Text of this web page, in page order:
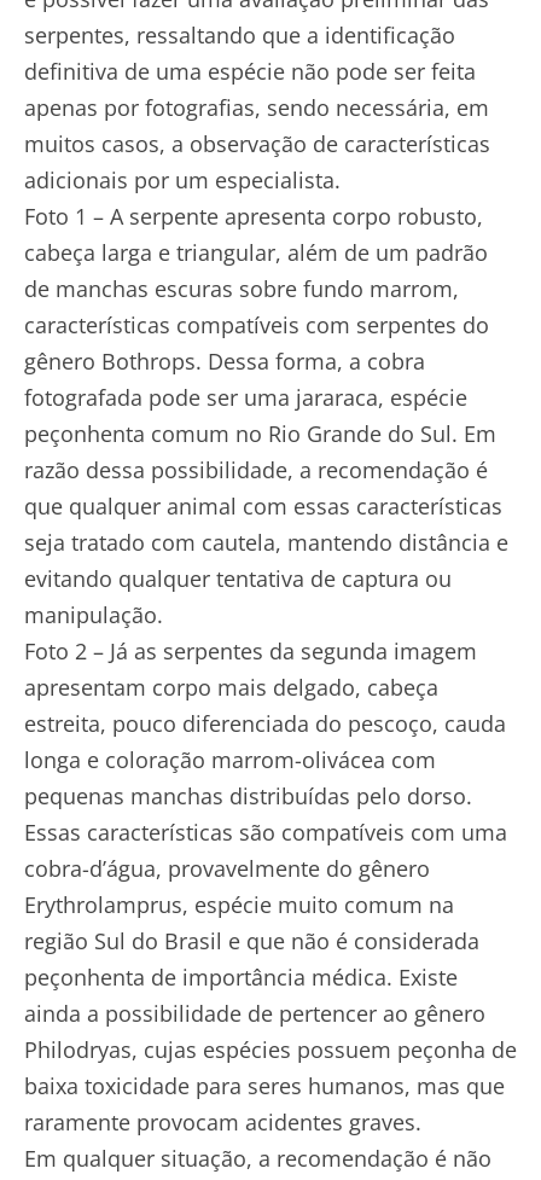
serpentes, ressaltando que a identificação
definitiva de uma espécie não pode ser feita
apenas por fotografias, sendo necessária, em
muitos casos, a observação de características
adicionais por um especialista.
Foto 1 – A serpente apresenta corpo robusto,
cabeça larga e triangular, além de um padrão
de manchas escuras sobre fundo marrom,
características compatíveis com serpentes do
gênero Bothrops. Dessa forma, a cobra
fotografada pode ser uma jararaca, espécie
peçonhenta comum no Rio Grande do Sul. Em
razão dessa possibilidade, a recomendação é
que qualquer animal com essas características
seja tratado com cautela, mantendo distância e
evitando qualquer tentativa de captura ou
manipulação.
Foto 2 – Já as serpentes da segunda imagem
apresentam corpo mais delgado, cabeça
estreita, pouco diferenciada do pescoço, cauda
longa e coloração marrom-olivácea com
pequenas manchas distribuídas pelo dorso.
Essas características são compatíveis com uma
cobra-d’água, provavelmente do gênero
Erythrolamprus, espécie muito comum na
região Sul do Brasil e que não é considerada
peçonhenta de importância médica. Existe
ainda a possibilidade de pertencer ao gênero
Philodryas, cujas espécies possuem peçonha de
baixa toxicidade para seres humanos, mas que
raramente provocam acidentes graves.
Em qualquer situação, a recomendação é não